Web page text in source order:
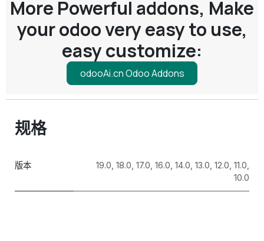
More Powerful addons, Make
your odoo very easy to use,
easy customize:
odooAi.cn Odoo Addons
规格
版本 19.0 18.0 17.0 16.0 14.0 13.0 12.0 11.0
10.0